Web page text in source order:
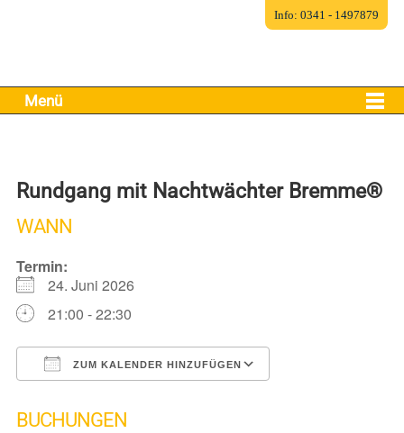
Menü
Rundgang mit Nachtwächter Bremme®
WANN
Termin:
24. Juni 2026
21:00 - 22:30
ZUM KALENDER HINZUFÜGEN
BUCHUNGEN
Info: 0341 - 1497879